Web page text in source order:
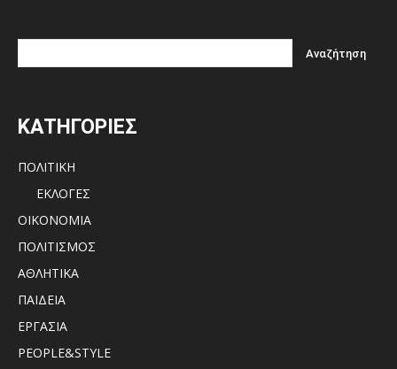
ΚΑΤΗΓΟΡΙΕΣ
ΠΟΛΙΤΙΚΗ
ΕΚΛΟΓΕΣ
ΟΙΚΟΝΟΜΙΑ
ΠΟΛΙΤΙΣΜΟΣ
ΑΘΛΗΤΙΚΑ
ΠΑΙΔΕΙΑ
ΕΡΓΑΣΙΑ
PEOPLE&STYLE